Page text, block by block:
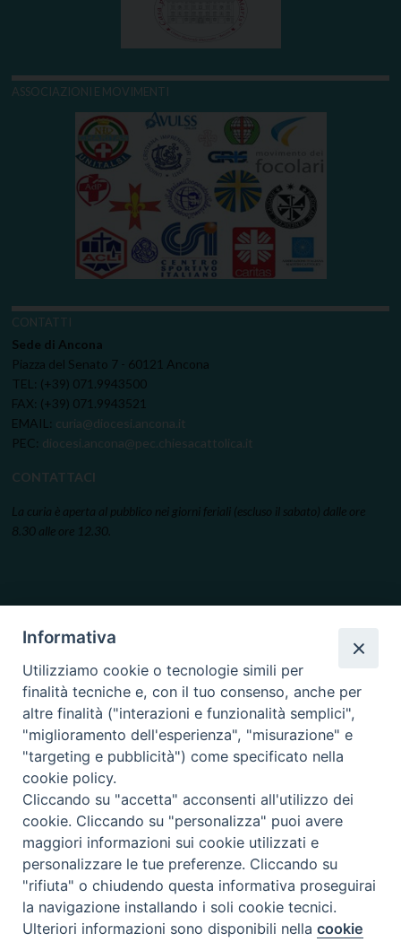
ASSOCIAZIONI E MOVIMENTI
CONTATTI
Sede di Ancona
Piazza del Senato 7 - 60121 Ancona
TEL: (+39) 071.9943500
FAX: (+39) 071.9943521
EMAIL: curia@diocesi.ancona.it
PEC: diocesi.ancona@pec.chiesacattolica.it
CONTATTACI
La curia è aperta al pubblico nei giorni feriali (escluso il sabato) dalle ore
8.30 alle ore 12.30.
Copyright © 2019. Arcidiocesi di Ancona-Osimo.All Rights Reserved.
Preferenze Cookie
Informativa
Utilizziamo cookie o tecnologie simili per
finalità tecniche e, con il tuo consenso, anche per
altre finalità ("interazioni e funzionalità semplici",
"miglioramento dell'esperienza", "misurazione" e
"targeting e pubblicità") come specificato nella
cookie policy.
Cliccando su "accetta" acconsenti all'utilizzo dei
cookie. Cliccando su "personalizza" puoi avere
maggiori informazioni sui cookie utilizzati e
personalizzare le tue preferenze. Cliccando su
"rifiuta" o chiudendo questa informativa proseguirai
la navigazione installando i soli cookie tecnici.
Ulteriori informazioni sono disponibili nellacookie